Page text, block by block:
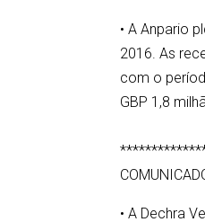
• A Anpario
2016. As
com o
GBP 1,8
• A Dechra